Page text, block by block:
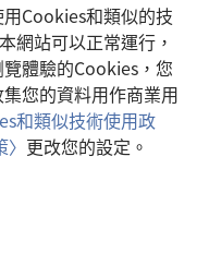
Cookies和類似的技
網站可以正常運行，
體驗的Cookies，您
您的資料用作商業用
和類似技術使用政
更改您的設定。
繼續獻祭給上帝。
和幼發拉底河的
（巴比倫尼亞），住在
迦勒底人」也用來
科學、歷史、語言